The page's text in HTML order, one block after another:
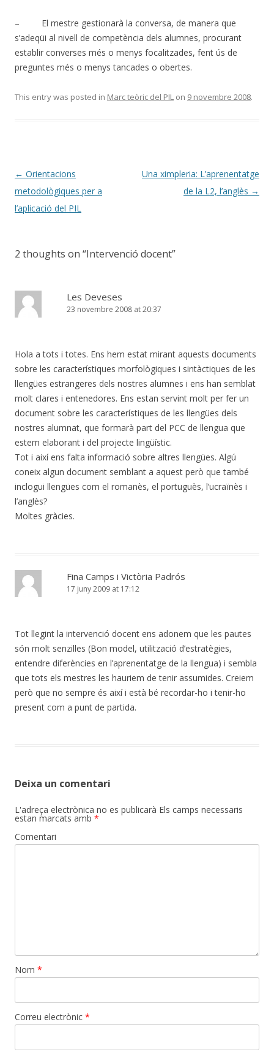
– El mestre gestionarà la conversa, de manera que
s’adeqüi al nivell de competència dels alumnes, procurant
establir converses més o menys focalitzades, fent ús de
preguntes més o menys tancades o obertes.
This entry was posted in Marc teòric del PIL on 9 novembre 2008.
Post
navigation
← Orientacions
metodològiques per a
l’aplicació del PIL
Una ximpleria: L’aprenentatge
de la L2, l’anglès →
2 thoughts on “Intervenció docent”
Les Deveses
23 novembre 2008 at 20:37
Hola a tots i totes. Ens hem estat mirant aquests documents
sobre les característiques morfològiques i sintàctiques de les
llengües estrangeres dels nostres alumnes i ens han semblat
molt clares i entenedores. Ens estan servint molt per fer un
document sobre les característiques de les llengües dels
nostres alumnat, que formarà part del PCC de llengua que
estem elaborant i del projecte lingüístic.
Tot i així ens falta informació sobre altres llengües. Algú
coneix algun document semblant a aquest però que també
inclogui llengües com el romanès, el portuguès, l’ucraïnès i
l’anglès?
Moltes gràcies.
Fina Camps i Victòria Padrós
17 juny 2009 at 17:12
Tot llegint la intervenció docent ens adonem que les pautes
són molt senzilles (Bon model, utilització d’estratègies,
entendre diferències en l’aprenentatge de la llengua) i sembla
que tots els mestres les hauriem de tenir assumides. Creiem
però que no sempre és així i està bé recordar-ho i tenir-ho
present com a punt de partida.
Deixa un comentari
L'adreça electrònica no es publicarà Els camps necessaris
estan marcats amb *
Comentari
Nom *
Correu electrònic *